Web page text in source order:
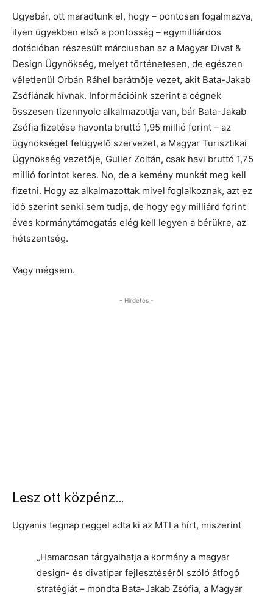
Ugyebár, ott maradtunk el, hogy – pontosan fogalmazva,
ilyen ügyekben első a pontosság – egymilliárdos
dotációban részesült márciusban az a Magyar Divat &
Design Ügynökség, melyet történetesen, de egészen
véletlenül Orbán Ráhel barátnője vezet, akit Bata-Jakab
Zsófiának hívnak. Információink szerint a cégnek
összesen tizennyolc alkalmazottja van, bár Bata-Jakab
Zsófia fizetése havonta bruttó 1,95 millió forint – az
ügynökséget felügyelő szervezet, a Magyar Turisztikai
Ügynökség vezetője, Guller Zoltán, csak havi bruttó 1,75
millió forintot keres. No, de a kemény munkát meg kell
fizetni. Hogy az alkalmazottak mivel foglalkoznak, azt ez
idő szerint senki sem tudja, de hogy egy milliárd forint
éves kormánytámogatás elég kell legyen a bérükre, az
hétszentség.
Vagy mégsem.
- Hirdetés -
Lesz ott közpénz…
Ugyanis tegnap reggel adta ki az MTI a hírt, miszerint
„Hamarosan tárgyalhatja a kormány a magyar
design- és divatipar fejlesztéséről szóló átfogó
stratégiát – mondta Bata-Jakab Zsófia, a Magyar